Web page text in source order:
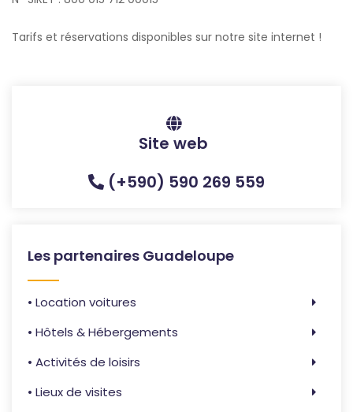
Tarifs et réservations disponibles sur notre site internet !
Site web
(+590) 590 269 559
Les partenaires Guadeloupe
• Location voitures
• Hôtels & Hébergements
• Activités de loisirs
• Lieux de visites